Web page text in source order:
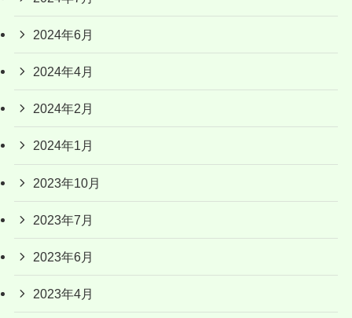
2024年6月
2024年4月
2024年2月
2024年1月
2023年10月
2023年7月
2023年6月
2023年4月